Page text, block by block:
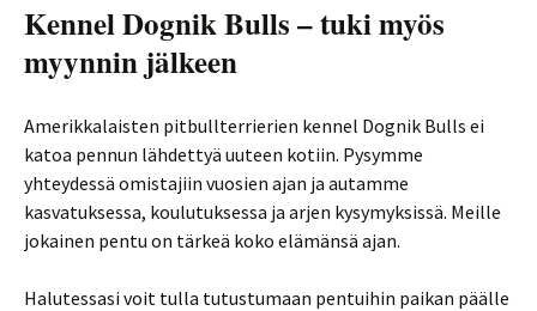
Kennel Dognik Bulls – tuki myös
myynnin jälkeen
Amerikkalaisten pitbullterrierien kennel Dognik Bulls ei
katoa pennun lähdettyä uuteen kotiin. Pysymme
yhteydessä omistajiin vuosien ajan ja autamme
kasvatuksessa, koulutuksessa ja arjen kysymyksissä. Meille
jokainen pentu on tärkeä koko elämänsä ajan.
Halutessasi voit tulla tutustumaan pentuihin paikan päälle